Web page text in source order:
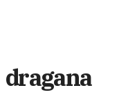
dragana